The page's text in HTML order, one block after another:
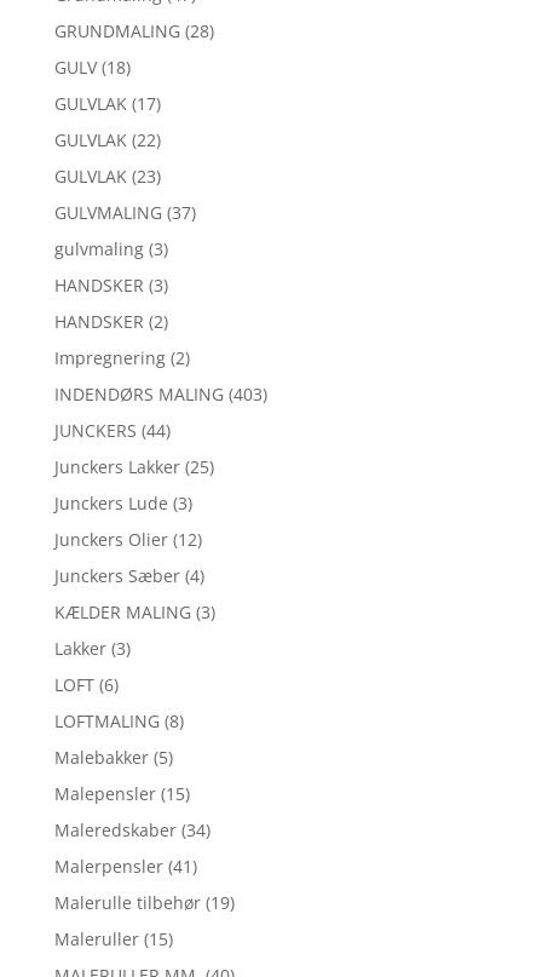
GRUNDMALING (28)
GULV (18)
GULVLAK (17)
GULVLAK (22)
GULVLAK (23)
GULVMALING (37)
gulvmaling (3)
HANDSKER (3)
HANDSKER (2)
Impregnering (2)
INDENDØRS MALING (403)
JUNCKERS (44)
Junckers Lakker (25)
Junckers Lude (3)
Junckers Olier (12)
Junckers Sæber (4)
KÆLDER MALING (3)
Lakker (3)
LOFT (6)
LOFTMALING (8)
Malebakker (5)
Malepensler (15)
Maleredskaber (34)
Malerpensler (41)
Malerulle tilbehør (19)
Maleruller (15)